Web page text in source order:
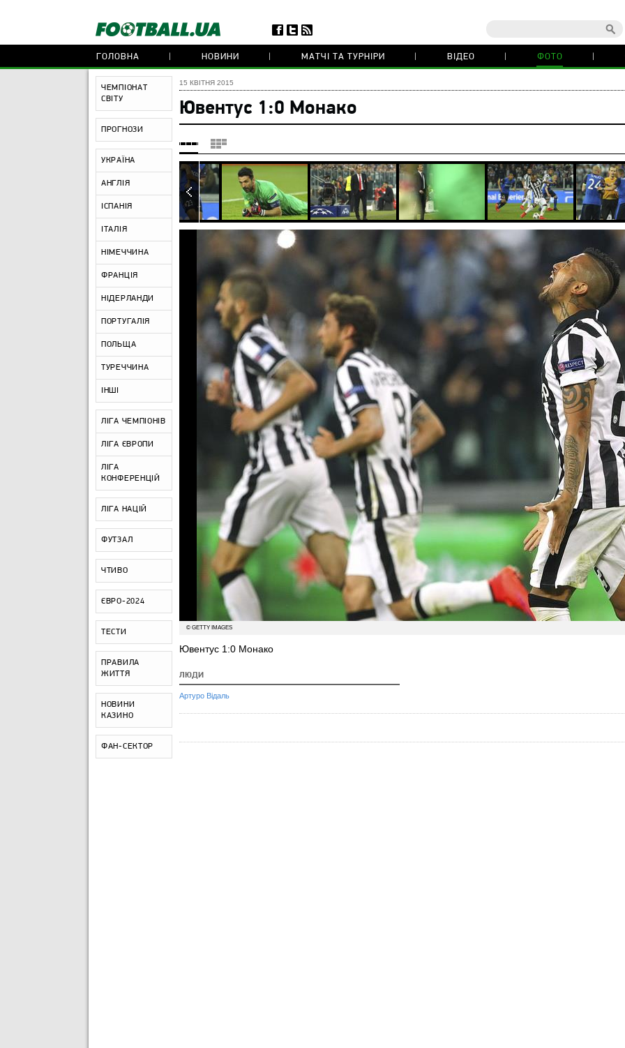
ГОЛОВНА НОВИНИ МАТЧІ ТА ТУРНІРИ ВІДЕО ФОТО
ЧЕМПІОНАТ
СВІТУ
ПРОГНОЗИ
УКРАЇНА
АНГЛІЯ
ІСПАНІЯ
ІТАЛІЯ
НІМЕЧЧИНА
ФРАНЦІЯ
НІДЕРЛАНДИ
ПОРТУГАЛІЯ
ПОЛЬЩА
ТУРЕЧЧИНА
ІНШІ
ЛІГА ЧЕМПІОНІВ
ЛІГА ЄВРОПИ
ЛІГА
КОНФЕРЕНЦІЙ
ЛІГА НАЦІЙ
ФУТЗАЛ
ЧТИВО
ЄВРО-2024
ТЕСТИ
ПРАВИЛА
ЖИТТЯ
НОВИНИ
КАЗИНО
ФАН-СЕКТОР
15 КВІТНЯ 2015
Ювентус 1:0 Монако
© GETTY IMAGES
Ювентус 1:0 Монако
ЛЮДИ
Артуро Відаль